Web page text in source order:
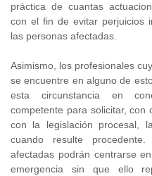
práctica de cuantas
con el fin de evitar perjuicios
las personas afectadas.
Asimismo, los profesionales
se encuentre en alguno de
esta circunstancia en
competente para solicitar, con
con la legislación procesal,
cuando resulte
afectadas podrán centrarse
emergencia sin que ello